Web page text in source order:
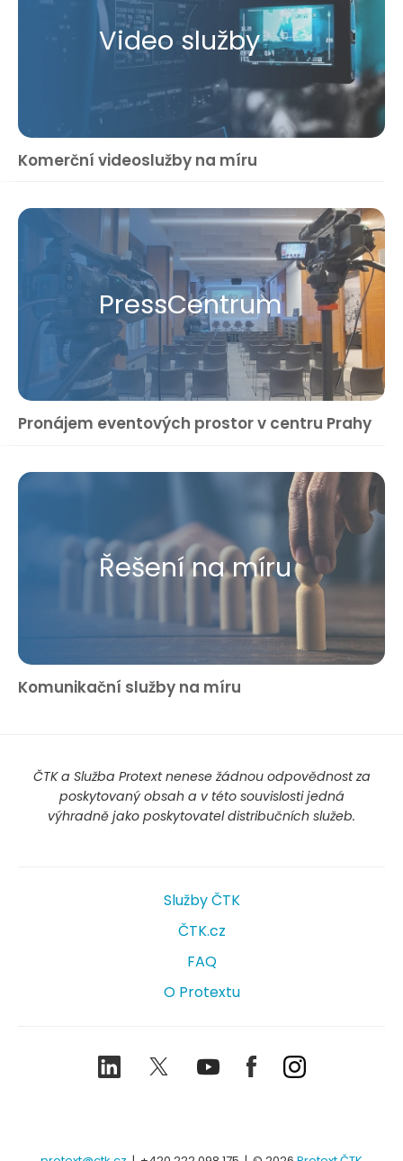
Video služby
Komerční videoslužby na míru
Press​Centrum
Pronájem eventových prostor v centru Prahy
Řešení na míru
Komunikační služby na míru
ČTK a Služba Protext nenese žádnou odpovědnost za
poskytovaný obsah a v této souvislosti jedná
výhradně jako poskytovatel distribučních služeb.
Služby ČTK
ČTK.cz
FAQ
O Protextu
LinkedIn TwitterYoutubeFacebookInstagram